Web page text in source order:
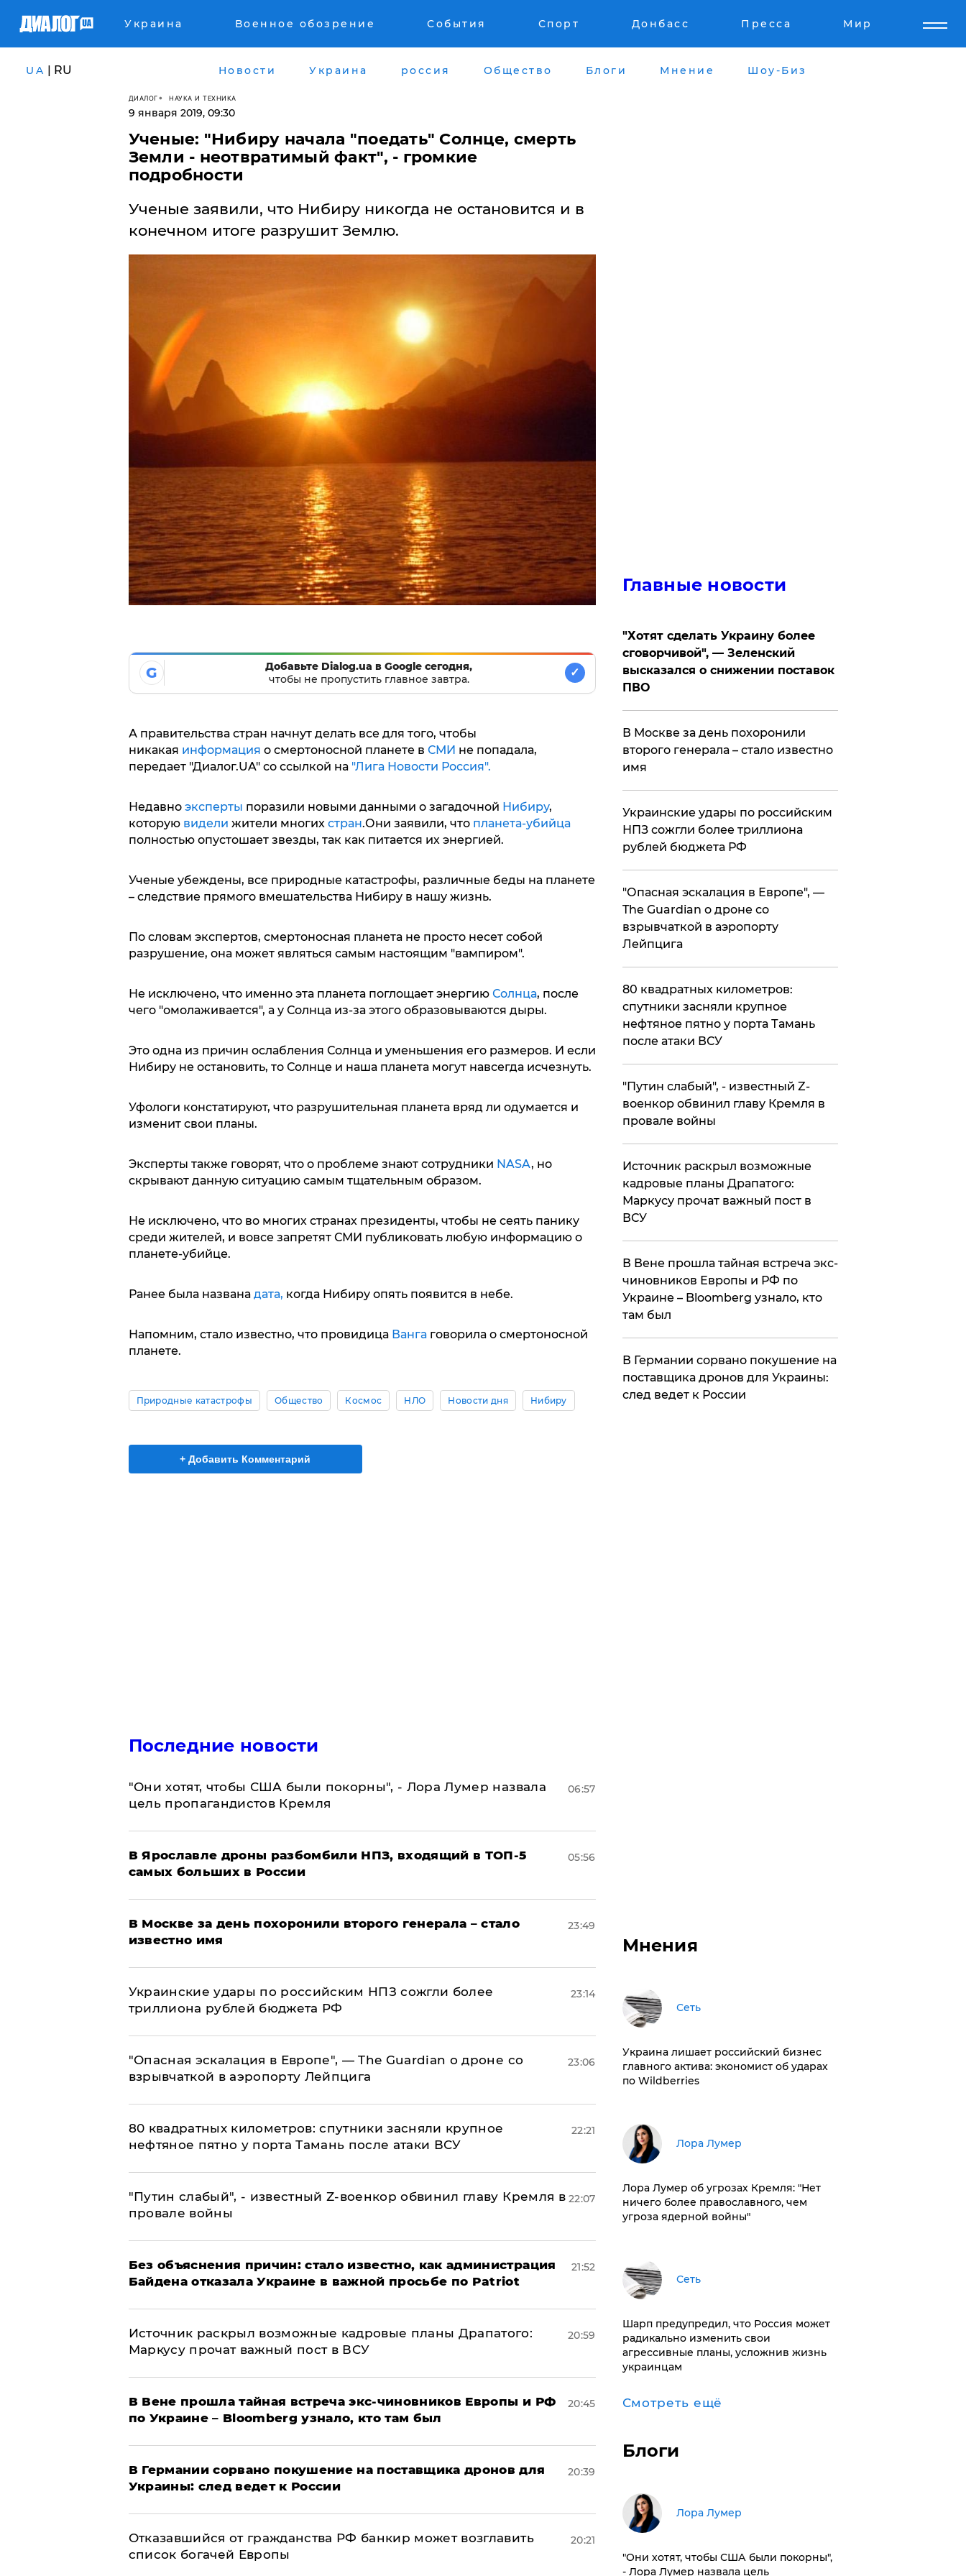
Украина Военное обозрение События Спорт Донбасс Пресса Мир
UA | RU Новости Украина россия Общество Блоги Мнение Шоу-Биз
ДИАЛОГ НАУКА И ТЕХНИКА
9 января 2019, 09:30
Ученые: "Нибиру начала "поедать" Солнце, смерть
Земли - неотвратимый факт", - громкие
подробности
Ученые заявили, что Нибиру никогда не остановится и в
конечном итоге разрушит Землю.
G
Добавьте Dialog.ua в Google сегодня,
чтобы не пропустить главное завтра.
✓
А правительства стран начнут делать все для того, чтобы
никакая информация о смертоносной планете в СМИ не попадала,
передает "Диалог.UA" со ссылкой на "Лига Новости Россия".
Недавноэксперты поразили новыми данными о загадочной Нибиру,
которую видели жители многих стран.Они заявили, что планета-убийца
полностью опустошает звезды, так как питается их энергией.
Ученые убеждены, все природные катастрофы, различные беды на планете
– следствие прямого вмешательства Нибиру в нашу жизнь.
По словам экспертов, смертоносная планета не просто несет собой
разрушение, она может являться самым настоящим "вампиром".
Не исключено, что именно эта планета поглощает энергиюСолнца, после
чего "омолаживается", а у Солнца из-за этого образовываются дыры.
Это одна из причин ослабления Солнца и уменьшения его размеров. И если
Нибиру не остановить, то Солнце и наша планета могут навсегда исчезнуть.
Уфологи констатируют, что разрушительная планета вряд ли одумается и
изменит свои планы.
Эксперты также говорят, что о проблеме знают сотрудники NASA, но
скрывают данную ситуацию самым тщательным образом.
Не исключено, что во многих странах президенты, чтобы не сеять панику
среди жителей, и вовсе запретят СМИ публиковать любую информацию о
планете-убийце.
Ранее была названа дата, когда Нибиру опять появится в небе.
Напомним, стало известно, что провидица Вангаговорила о смертоносной
планете.
Природные катастрофы Общество Космос НЛО Новости дня Нибиру
+ Добавить Комментарий
Последние новости
"Они хотят, чтобы США были покорны", - Лора Лумер назвала
цель пропагандистов Кремля
06:57
В Ярославле дроны разбомбили НПЗ, входящий в ТОП-5
самых больших в России
05:56
В Москве за день похоронили второго генерала – стало
известно имя
23:49
Украинские удары по российским НПЗ сожгли более
триллиона рублей бюджета РФ
23:14
"Опасная эскалация в Европе", — The Guardian о дроне со
взрывчаткой в аэропорту Лейпцига
23:06
80 квадратных километров: спутники засняли крупное
нефтяное пятно у порта Тамань после атаки ВСУ
22:21
​"Путин слабый", - известный Z-военкор обвинил главу Кремля в
провале войны
22:07
Без объяснения причин: стало известно, как администрация
Байдена отказала Украине в важной просьбе по Patriot
21:52
​Источник раскрыл возможные кадровые планы Драпатого:
Маркусу прочат важный пост в ВСУ
20:59
В Вене прошла тайная встреча экс-чиновников Европы и РФ
по Украине – Bloomberg узнало, кто там был
20:45
​В Германии сорвано покушение на поставщика дронов для
Украины: след ведет к России
20:39
Отказавшийся от гражданства РФ банкир может возглавить
список богачей Европы
20:21
Главные новости
​"Хотят сделать Украину более
сговорчивой", — Зеленский
высказался о снижении поставок
ПВО
В Москве за день похоронили
второго генерала – стало известно
имя
Украинские удары по российским
НПЗ сожгли более триллиона
рублей бюджета РФ
"Опасная эскалация в Европе", —
The Guardian о дроне со
взрывчаткой в аэропорту
Лейпцига
80 квадратных километров:
спутники засняли крупное
нефтяное пятно у порта Тамань
после атаки ВСУ
​"Путин слабый", - известный Z-
военкор обвинил главу Кремля в
провале войны
​Источник раскрыл возможные
кадровые планы Драпатого:
Маркусу прочат важный пост в
ВСУ
В Вене прошла тайная встреча экс-
чиновников Европы и РФ по
Украине – Bloomberg узнало, кто
там был
​В Германии сорвано покушение на
поставщика дронов для Украины:
след ведет к России
Мнения
Сеть
​Украина лишает российский бизнес
главного актива: экономист об ударах
по Wildberries
​Лора Лумер
Лора Лумер об угрозах Кремля: "Нет
ничего более православного, чем
угроза ядерной войны"
Сеть
Шарп предупредил, что Россия может
радикально изменить свои
агрессивные планы, усложнив жизнь
украинцам
Смотреть ещё
Блоги
​Лора Лумер
"Они хотят, чтобы США были покорны",
- Лора Лумер назвала цель